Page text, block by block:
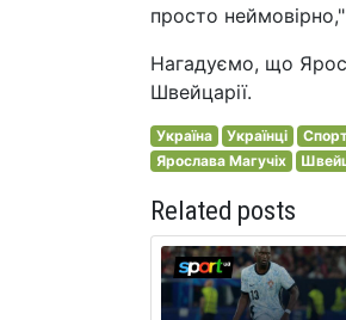
просто
Нагадуємо, що
Швейцарії.
Україна Українці
Ярослава Магучіх
Related posts